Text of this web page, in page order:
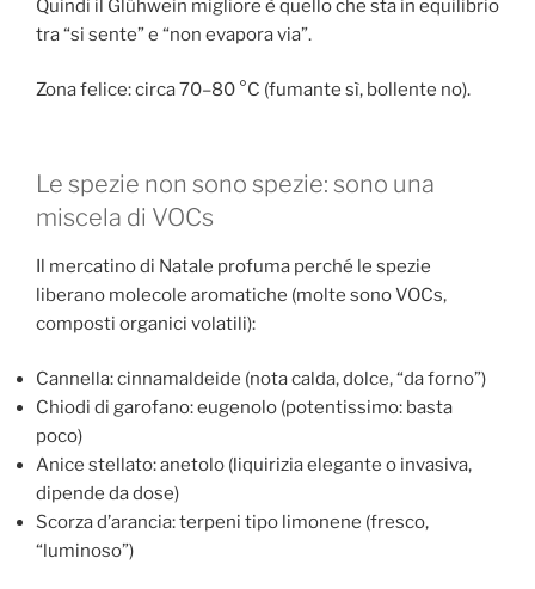
Quindi il Glühwein migliore è quello che sta in equilibrio
tra “si sente” e “non evapora via”.
Zona felice: circa 70–80 °C (fumante sì, bollente no).
Le spezie non sono spezie: sono una
miscela di VOCs
Il mercatino di Natale profuma perché le spezie
liberano molecole aromatiche (molte sono VOCs,
composti organici volatili):
Cannella: cinnamaldeide (nota calda, dolce, “da forno”)
Chiodi di garofano: eugenolo (potentissimo: basta
poco)
Anice stellato: anetolo (liquirizia elegante o invasiva,
dipende da dose)
Scorza d’arancia: terpeni tipo limonene (fresco,
“luminoso”)